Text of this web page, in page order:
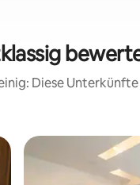
Diese